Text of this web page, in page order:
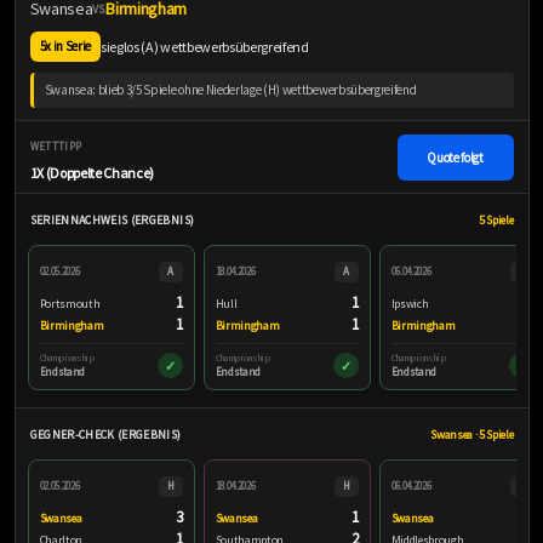
SwanseaVS.Birmingham
5x in Serie sieglos (A) wettbewerbsübergreifend
Swansea: blieb 3/5 Spiele ohne Niederlage (H) wettbewerbsübergreifend
WETTTIPP
1X (Doppelte Chance)
Quote folgt
SERIENNACHWEIS (ERGEBNIS) 5 Spiele
02.05.2026 A
Portsmouth 1
Birmingham 1
Championship
Endstand ✓
18.04.2026 A
Hull 1
Birmingham 1
Championship
Endstand ✓
06.04.2026
Ipswich
Birmingham
Championship
Endstand
GEGNER-CHECK (ERGEBNIS) Swansea · 5 Spiele
02.05.2026 H
Swansea 3
Charlton 1
18.04.2026 H
Swansea 1
Southampton 2
06.04.2026
Swansea
Middlesbrough